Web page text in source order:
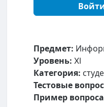
Предмет:
Уровень: XI
Категория:
Тестовые
Пример